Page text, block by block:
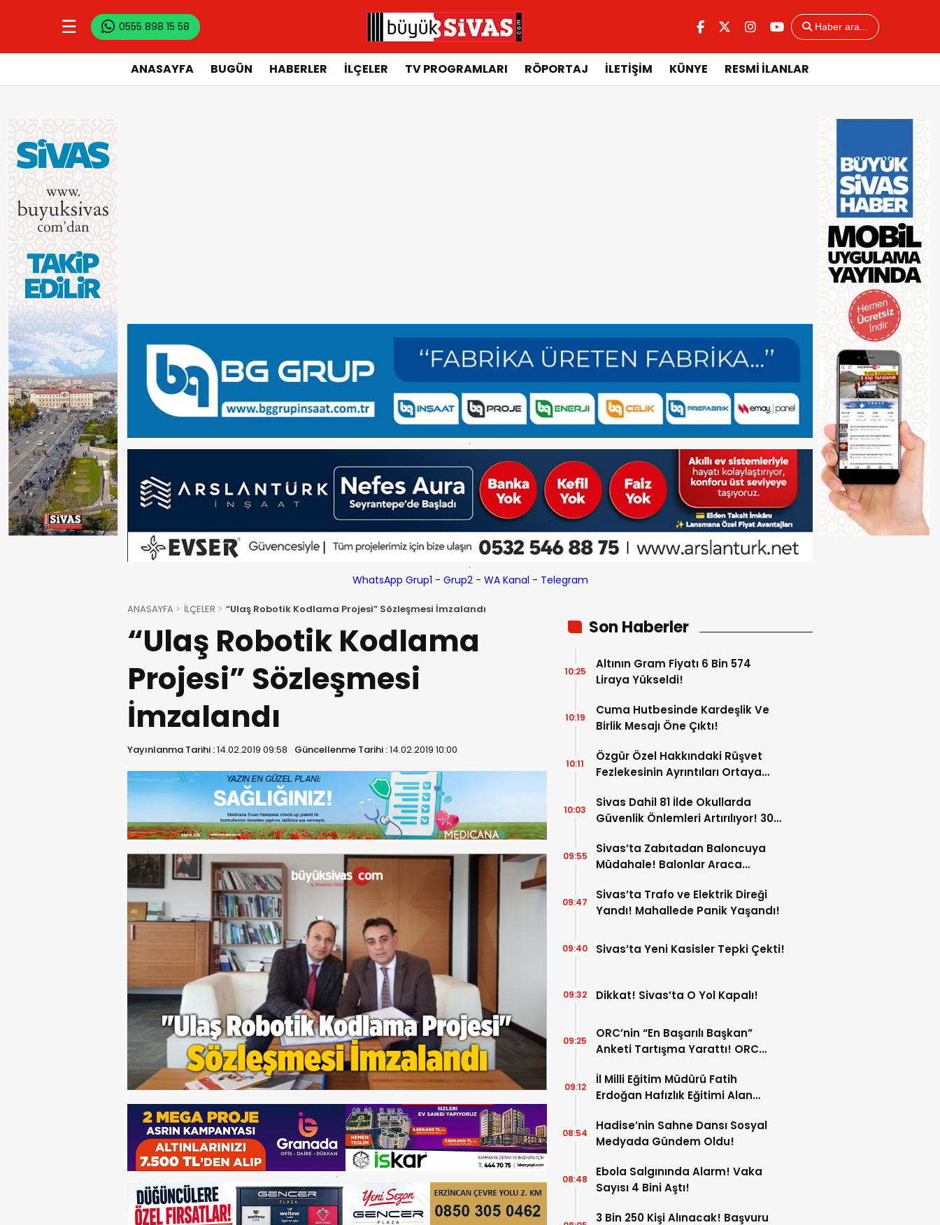
☰ 0555 898 15 58 Haber ara...
ANASAYFA BUGÜN HABERLER İLÇELER TV PROGRAMLARI RÖPORTAJ İLETİŞİM KÜNYE RESMİ İLANLAR
WhatsApp Grup1 - Grup2- WA Kanal - Telegram
ANASAYFA İLÇELER “Ulaş Robotik Kodlama Projesi” Sözleşmesi İmzalandı
“Ulaş Robotik Kodlama
Projesi” Sözleşmesi
İmzalandı
Yayınlanma Tarihi :14.02.2019 09:58 Güncellenme Tarihi :14.02.2019 10:00
Son Haberler
Altının Gram Fiyatı 6 Bin 574
Liraya Yükseldi!
10:25
Cuma Hutbesinde Kardeşlik Ve
Birlik Mesajı Öne Çıktı!
10:19
Özgür Özel Hakkındaki Rüşvet
Fezlekesinin Ayrıntıları Ortaya
10:11
Sivas Dahil 81 İlde Okullarda
Güvenlik Önlemleri Artırılıyor! 30
10:03
Sivas’ta Zabıtadan Baloncuya
Müdahale! Balonlar Araca
09:55
Sivas’ta Trafo ve Elektrik Direği
Yandı! Mahallede Panik Yaşandı!
09:47
Sivas’ta Yeni Kasisler Tepki Çekti!
09:40
Dikkat! Sivas’ta O Yol Kapalı!
09:32
ORC’nin “En Başarılı Başkan”
Anketi Tartışma Yarattı! ORC
09:25
İl Milli Eğitim Müdürü Fatih
Erdoğan Hafızlık Eğitimi Alan
09:12
Hadise’nin Sahne Dansı Sosyal
Medyada Gündem Oldu!
08:54
Ebola Salgınında Alarm! Vaka
Sayısı 4 Bini Aştı!
08:48
3 Bin 250 Kişi Alınacak! Başvuru